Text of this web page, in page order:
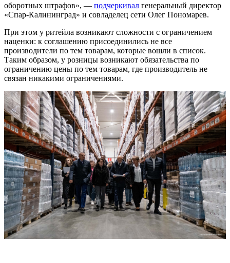
оборотных штрафов», — подчеркивал генеральный директор
«Спар-Калининград» и совладелец сети Олег Пономарев.
При этом у ритейла возникают сложности с ограничением
наценки: к соглашению присоединились не все
производители по тем товарам, которые вошли в список.
Таким образом, у розницы возникают обязательства по
ограничению цены по тем товарам, где производитель не
связан никакими ограничениями.